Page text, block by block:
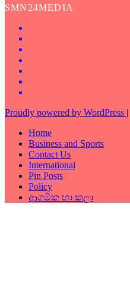
SMN24MEDIA
Proudly powered by WordPress |
Home
Business and Sports
Contact Us
International
Pin Posts
Policy
ආගමික හා කලා